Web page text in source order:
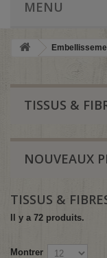
MENU
TISSUS &
NOUVEAUX
TISSUS &
Il y a 72 produits.
Montrer